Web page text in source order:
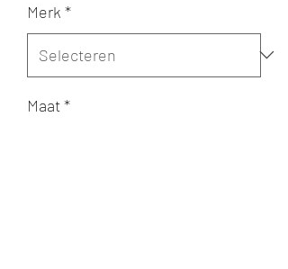
Merk *
Maat*